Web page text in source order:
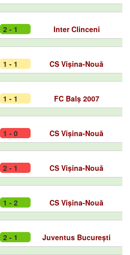
2 - 1 Inter Clinceni
1 - 1 CS Vișina-Nouă
1 - 1 FC Balș 2007
1 - 0 CS Vișina-Nouă
2 - 1 CS Vișina-Nouă
1 - 2 CS Vișina-Nouă
2 - 1 Juventus București